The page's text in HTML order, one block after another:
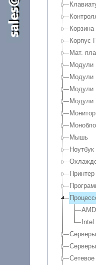
Корпус
Мат.
Модули
Модули
Модули
Модули
Монитор
Мышь
Ноутбук
AMD
Intel